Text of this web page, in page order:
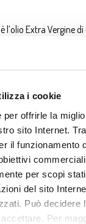
i cookie
offrirle la
sito Internet.
il funzionamento
per scopi
del sito
Può decidere
Per
l’olio Extra Vergine
biologica,
da un gusto